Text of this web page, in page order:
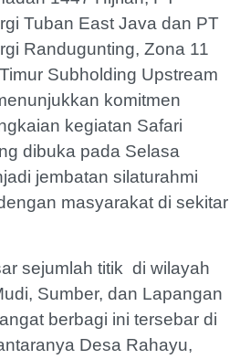
Tuban East Java dan PT
Randugunting, Zona 11
Subholding Upstream
komitmen
kegiatan Safari
dibuka pada Selasa
jembatan silaturahmi
masyarakat di sekitar
sejumlah titik di wilayah
Sumber, dan Lapangan
berbagi ini tersebar di
Desa Rahayu,